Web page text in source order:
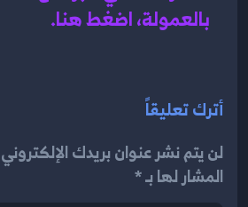
بالعمولة، اضغط هنا.
أترك تعليقاً
لن يتم نشر عنوان بريدك
المشار لها بـ *